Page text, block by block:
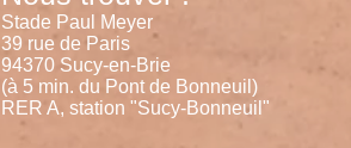
Stade Paul Meyer
39 rue de Paris
94370 Sucy-en-Brie
(à 5 min. du Pont de Bonneuil)
RER A, station "Sucy-Bonneuil"